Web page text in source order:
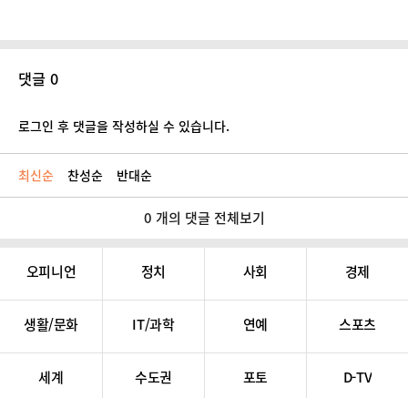
댓글 0
로그인 후 댓글을 작성하실 수 있습니다.
최신순 찬성순 반대순
0 개의 댓글 전체보기
오피니언 정치 사회 경제
생활/문화 IT/과학 연예 스포츠
세계 수도권 포토 D-TV